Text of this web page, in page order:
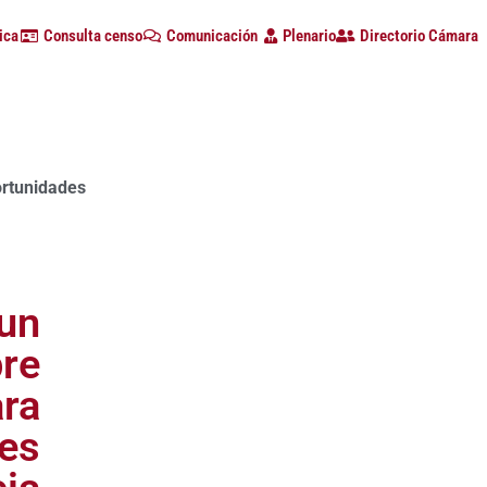
Consulta censo Comunicación Plenario Directorio Cámara
con alta participación de empresas en la primera edición